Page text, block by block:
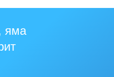
яма